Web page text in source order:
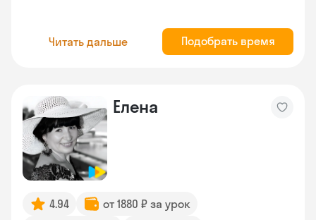
Читать дальше Подобрать время
Елена
4.94
от 1880 ₽ за урок